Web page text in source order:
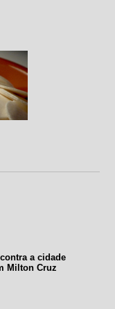
a cidade
Milton Cruz